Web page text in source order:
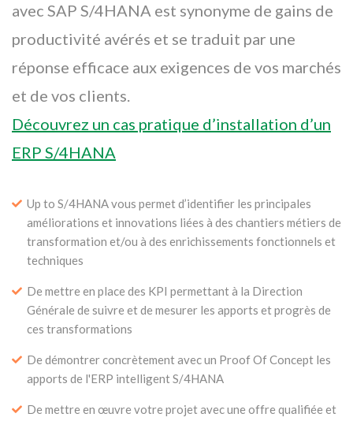
avec SAP S/4HANA est synonyme de gains de
productivité avérés et se traduit par une
réponse efficace aux exigences de vos marchés
et de vos clients.
Découvrez un cas pratique d’installation d’un
ERP S/4HANA
Up to S/4HANA vous permet d’identifier les principales
améliorations et innovations liées à des chantiers métiers de
transformation et/ou à des enrichissements fonctionnels et
techniques
De mettre en place des KPI permettant à la Direction
Générale de suivre et de mesurer les apports et progrès de
ces transformations
De démontrer concrètement avec un Proof Of Concept les
apports de l'ERP intelligent S/4HANA
De mettre en œuvre votre projet avec une offre qualifiée et